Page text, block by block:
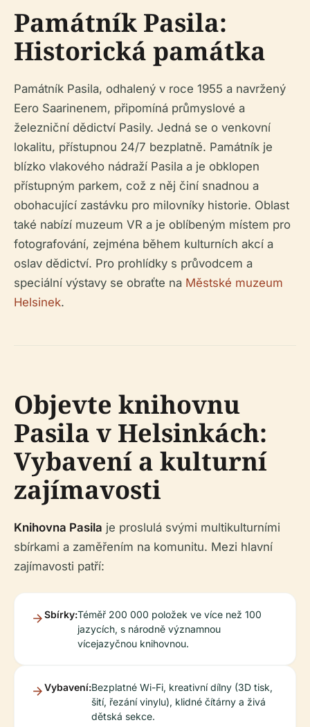
Památník Pasila:
Historická památka
Památník Pasila, odhalený v roce 1955 a navržený
Eero Saarinenem, připomíná průmyslové a
železniční dědictví Pasily. Jedná se o venkovní
lokalitu, přístupnou 24/7 bezplatně. Památník je
blízko vlakového nádraží Pasila a je obklopen
přístupným parkem, což z něj činí snadnou a
obohacující zastávku pro milovníky historie. Oblast
také nabízí muzeum VR a je oblíbeným místem pro
fotografování, zejména během kulturních akcí a
oslav dědictví. Pro prohlídky s průvodcem a
speciální výstavy se obraťte na Městské muzeum
Helsinek.
Objevte knihovnu
Pasila v Helsinkách:
Vybavení a kulturní
zajímavosti
Knihovna Pasila je proslulá svými multikulturními
sbírkami a zaměřením na komunitu. Mezi hlavní
zajímavosti patří:
Sbírky:Téměř 200 000 položek ve více než 100
jazycích, s národně významnou
vícejazyčnou knihovnou.
Vybavení:Bezplatné Wi-Fi, kreativní dílny (3D tisk,
šití, řezání vinylu), klidné čítárny a živá
dětská sekce.